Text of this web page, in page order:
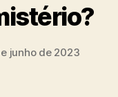
junho de 2023